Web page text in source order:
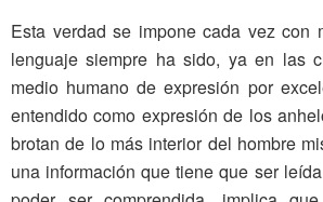
Esta verdad se impone cada vez con
lenguaje siempre ha sido, ya en las
medio humano de expresión por
entendido como expresión de los
brotan de lo más interior del hombre
una información que tiene que ser